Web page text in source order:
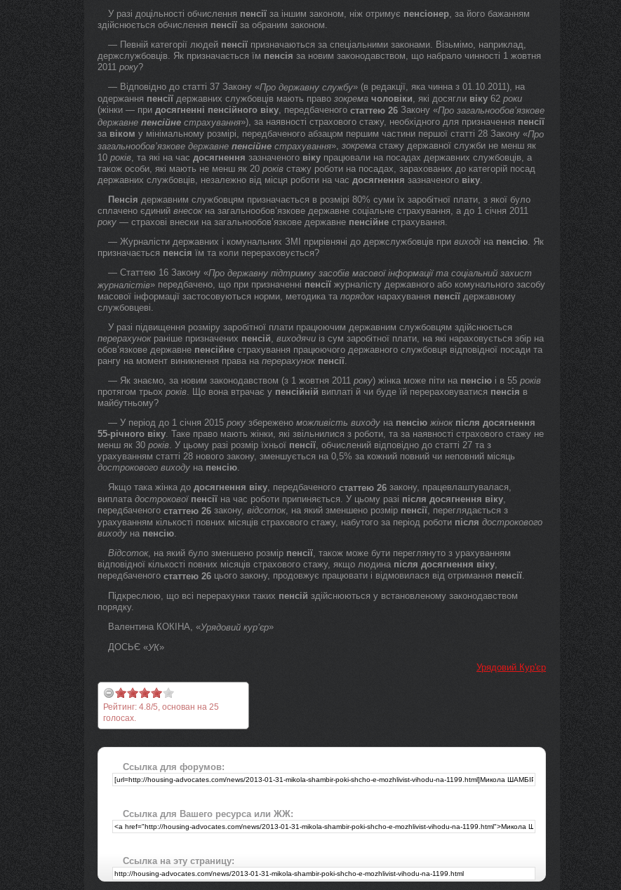
У разі доцільності обчислення пенсії за іншим законом, ніж отримує пенсіонер, за його бажанням
здійснюється обчислення пенсії за обраним законом.
— Певній категорії людей пенсії призначаються за спеціальними законами. Візьмімо, наприклад,
держслужбовців. Як призначається їм пенсія за новим законодавством, що набрало чинності 1 жовтня
2011 року?
— Відповідно до статті 37 Закону «Про державну службу» (в редакції, яка чинна з 01.10.2011), на
одержання пенсії державних службовців мають право зокрема чоловіки, які досягли віку 62 роки
(жінки — при досягненні пенсійного віку, передбаченого статтею 26 Закону «Про загальнообов’язкове
державне пенсійне страхування»), за наявності страхового стажу, необхідного для призначення пенсії
за віком у мінімальному розмірі, передбаченого абзацом першим частини першої статті 28 Закону «Про
загальнообов’язкове державне пенсійне страхування», зокрема стажу державної служби не менш як
10 років, та які на час досягнення зазначеного віку працювали на посадах державних службовців, а
також особи, які мають не менш як 20 років стажу роботи на посадах, зарахованих до категорій посад
державних службовців, незалежно від місця роботи на час досягнення зазначеного віку.
Пенсія державним службовцям призначається в розмірі 80% суми їх заробітної плати, з якої було
сплачено єдиний внесокна загальнообов’язкове державне соціальне страхування, а до 1 січня 2011
року — страхові внески на загальнообов’язкове державне пенсійне страхування.
— Журналісти державних і комунальних ЗМІ прирівняні до держслужбовців при виході на пенсію. Як
призначається пенсія їм та коли перераховується?
— Статтею 16 Закону «Про державну підтримку засобів масової інформації та соціальний захист
журналістів» передбачено, що при призначенні пенсії журналісту державного або комунального засобу
масової інформації застосовуються норми, методика та порядокнарахування пенсії державному
службовцеві.
У разі підвищення розміру заробітної плати працюючим державним службовцям здійснюється
перерахунок раніше призначених пенсій, виходячи із сум заробітної плати, на які нараховується збір на
обов’язкове державне пенсійне страхування працюючого державного службовця відповідної посади та
рангу на момент виникнення права на перерахунок пенсії.
— Як знаємо, за новим законодавством (з 1 жовтня 2011 року) жінка може піти на пенсію і в 55 років
протягом трьох років. Що вона втрачає у пенсійній виплаті й чи буде їй перераховуватися пенсія в
майбутньому?
— У період до 1 січня 2015 року збережено можливість виходу на пенсію жінок після досягнення
55-річного віку. Таке право мають жінки, які звільнилися з роботи, та за наявності страхового стажу не
менш як 30 років. У цьому разі розмір їхньої пенсії, обчислений відповідно до статті 27 та з
урахуванням статті 28 нового закону, зменшується на 0,5% за кожний повний чи неповний місяць
дострокового виходу на пенсію.
Якщо така жінка до досягнення віку, передбаченого статтею 26 закону, працевлаштувалася,
виплата дострокової пенсії на час роботи припиняється. У цьому разі після досягнення віку,
передбаченого статтею 26 закону, відсоток, на який зменшено розмір пенсії, переглядається з
урахуванням кількості повних місяців страхового стажу, набутого за період роботи після дострокового
виходу на пенсію.
Відсоток, на який було зменшено розмір пенсії, також може бути переглянуто з урахуванням
відповідної кількості повних місяців страхового стажу, якщо людина після досягнення віку,
передбаченого статтею 26 цього закону, продовжує працювати і відмовилася від отримання пенсії.
Підкреслюю, що всі перерахунки таких пенсій здійснюються у встановленому законодавством
порядку.
Валентина КОКІНА, «Урядовий кур’єр»
ДОСЬЄ «УК»
Урядовий Кур'єр
Рейтинг: 4.8/5, основан на 25
голосах.
Ссылка для форумов:
Ссылка для Вашего ресурса или ЖЖ:
Ссылка на эту страницу: